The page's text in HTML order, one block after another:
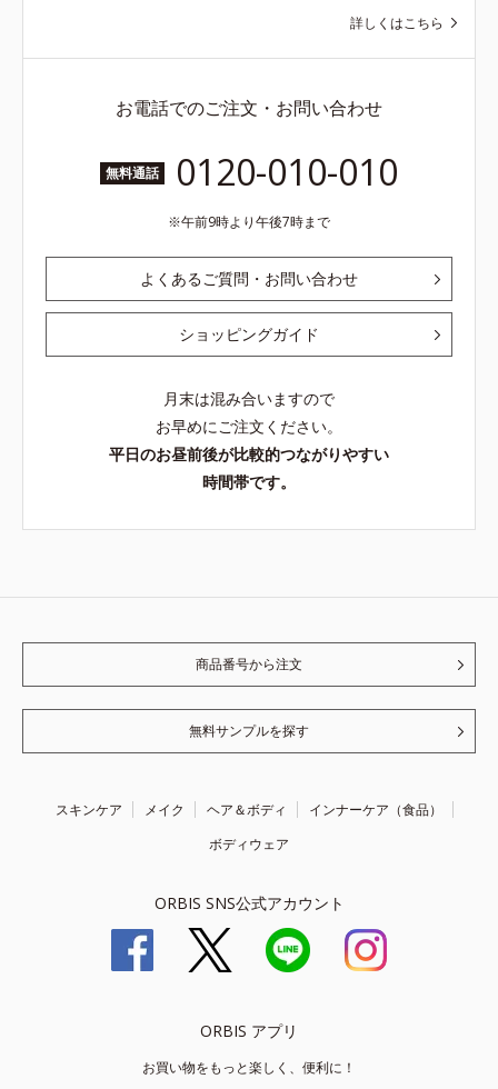
詳しくはこちら
お電話でのご注文・お問い合わせ
無料通話 0120-010-010
午前9時より午後7時まで
よくあるご質問・お問い合わせ
ショッピングガイド
月末は混み合いますので
お早めにご注文ください。
平日のお昼前後が比較的つながりやすい
時間帯です。
商品番号から注文
無料サンプルを探す
スキンケア メイク ヘア＆ボディ
インナーケア（食品）
ボディウェア
ORBIS SNS公式アカウント
ORBIS アプリ
お買い物をもっと楽しく、便利に！